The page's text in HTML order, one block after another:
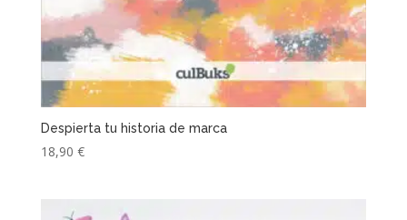
Despierta tu historia de marca
18,90 €